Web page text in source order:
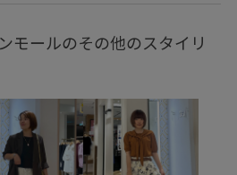
ド ドライ ドライタッチ
ザー ブラウン ブラック
ベーシック ペプラム
モールのその他のスタイリ